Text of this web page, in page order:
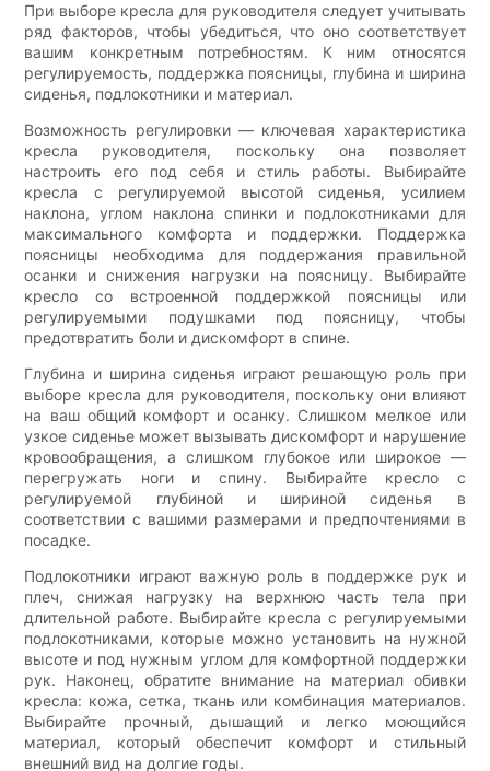
При выборе кресла для руководителя следует учитывать
ряд факторов, чтобы убедиться, что оно соответствует
вашим конкретным потребностям. К ним относятся
регулируемость, поддержка поясницы, глубина и ширина
сиденья, подлокотники и материал.
Возможность регулировки — ключевая характеристика
кресла руководителя, поскольку она позволяет
настроить его под себя и стиль работы. Выбирайте
кресла с регулируемой высотой сиденья, усилием
наклона, углом наклона спинки и подлокотниками для
максимального комфорта и поддержки. Поддержка
поясницы необходима для поддержания правильной
осанки и снижения нагрузки на поясницу. Выбирайте
кресло со встроенной поддержкой поясницы или
регулируемыми подушками под поясницу, чтобы
предотвратить боли и дискомфорт в спине.
Глубина и ширина сиденья играют решающую роль при
выборе кресла для руководителя, поскольку они влияют
на ваш общий комфорт и осанку. Слишком мелкое или
узкое сиденье может вызывать дискомфорт и нарушение
кровообращения, а слишком глубокое или широкое —
перегружать ноги и спину. Выбирайте кресло с
регулируемой глубиной и шириной сиденья в
соответствии с вашими размерами и предпочтениями в
посадке.
Подлокотники играют важную роль в поддержке рук и
плеч, снижая нагрузку на верхнюю часть тела при
длительной работе. Выбирайте кресла с регулируемыми
подлокотниками, которые можно установить на нужной
высоте и под нужным углом для комфортной поддержки
рук. Наконец, обратите внимание на материал обивки
кресла: кожа, сетка, ткань или комбинация материалов.
Выбирайте прочный, дышащий и легко моющийся
материал, который обеспечит комфорт и стильный
внешний вид на долгие годы.